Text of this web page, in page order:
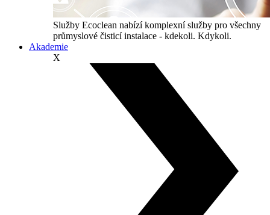
Služby Ecoclean nabízí komplexní služby pro všechny
průmyslové čisticí instalace - kdekoli. Kdykoli.
Akademie
X